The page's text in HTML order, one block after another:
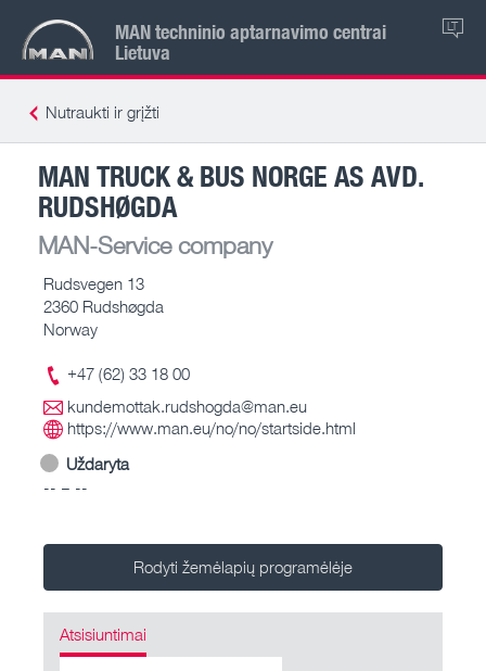
MAN techninio aptarnavimo centrai
Lietuva
LT
Nutraukti ir grįžti
MAN TRUCK & BUS NORGE AS AVD.
RUDSHØGDA
MAN-Service company
Rudsvegen 13
2360 Rudshøgda
Norway
+47 (62) 33 18 00
kundemottak.rudshogda@man.eu
https://www.man.eu/no/no/startside.html
Uždaryta
-- – --
Rodyti žemėlapių programėlėje
Atsisiuntimai